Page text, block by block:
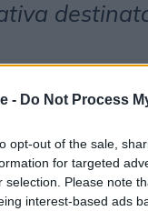
- Do Not Process
opt-out of the sale,
for targeted
selection. Please note
interest-based ads
più un
un vero e
ruolo